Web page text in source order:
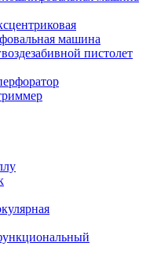
машина
пистолет